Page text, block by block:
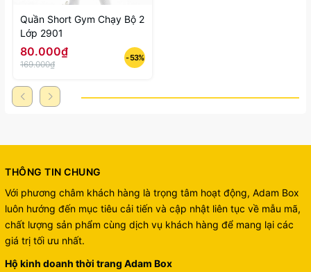
Quần Short Gym Chạy Bộ 2
Lớp 2901
80.000₫
169.000₫
- 53%
THÔNG TIN CHUNG
Với phương châm khách hàng là trọng tâm hoạt động, Adam Box
luôn hướng đến mục tiêu cải tiến và cập nhật liên tục về mẫu mã,
chất lượng sản phẩm cùng dịch vụ khách hàng để mang lại các
giá trị tối ưu nhất.
Hộ kinh doanh thời trang Adam Box